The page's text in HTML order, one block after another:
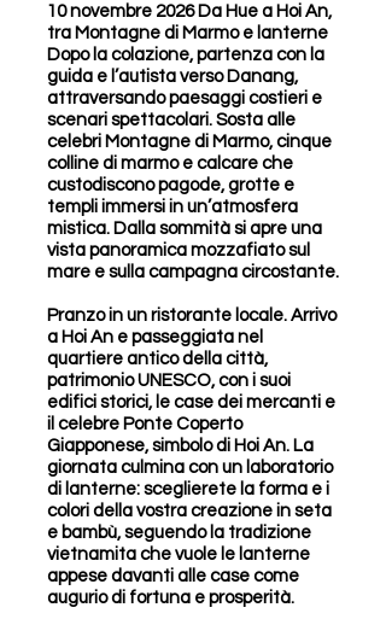
10 novembre 2026 Da Hue a Hoi An,
tra Montagne di Marmo e lanterne
Dopo la colazione, partenza con la
guida e l’autista verso Danang,
attraversando paesaggi costieri e
scenari spettacolari. Sosta alle
celebri Montagne di Marmo, cinque
colline di marmo e calcare che
custodiscono pagode, grotte e
templi immersi in un’atmosfera
mistica. Dalla sommità si apre una
vista panoramica mozzafiato sul
mare e sulla campagna circostante.
Pranzo in un ristorante locale. Arrivo
a Hoi An e passeggiata nel
quartiere antico della città,
patrimonio UNESCO, con i suoi
edifici storici, le case dei mercanti e
il celebre Ponte Coperto
Giapponese, simbolo di Hoi An. La
giornata culmina con un laboratorio
di lanterne: sceglierete la forma e i
colori della vostra creazione in seta
e bambù, seguendo la tradizione
vietnamita che vuole le lanterne
appese davanti alle case come
augurio di fortuna e prosperità.